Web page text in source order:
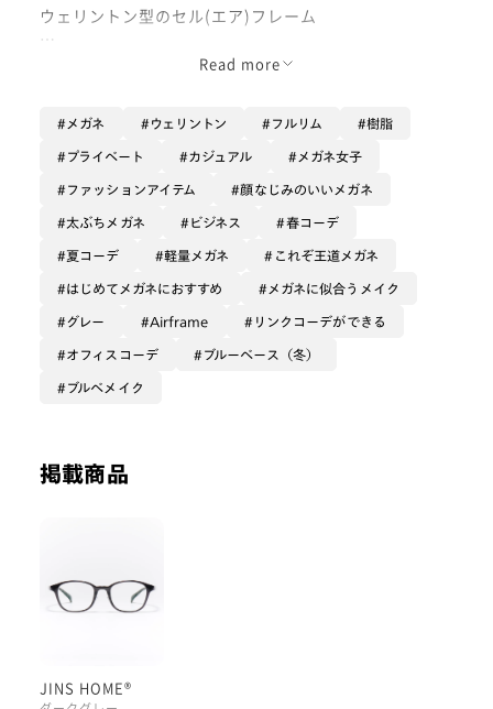
ウェリントン型のセル(エア)フレーム
柔らかく快適なかけ心地で大人気のおうちメガネシリー
従来品よりほんの少しサイズを大きくすることで男女問
わずかけやすいよう調整。
それでも小ぶりなサイズ感なので、度数が強い方でも目
が小さく見えにくいです◎
鼻パッドは一体型のシリコンでゆがみにくく
えにくいです。
メガネをかけたまま頬杖をついたり、ゴロンと横になっ
同シリーズのJINS HOME/UGF-23A-074と似ています
ぜひお試しくださいませ！
#PD58 #丸顔 #PCウィンター
Read more
メガネ ウェリントン フルリム 樹脂
プライベート カジュアル メガネ女子
ファッションアイテム 顔なじみのいいメガネ
太ぶちメガネ ビジネス 春コーデ
夏コーデ 軽量メガネ これぞ王道メガネ
はじめてメガネにおすすめ メガネに似合うメイク
グレー Airframe リンクコーデができる
オフィスコーデ ブルーベース（冬）
ブルベメイク
掲載商品
JINS HOME®